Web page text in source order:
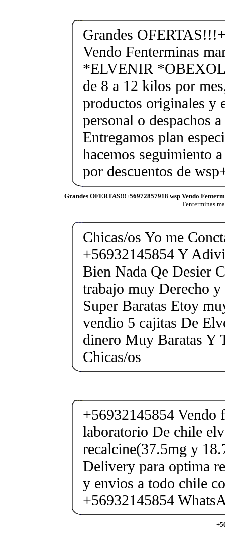
Grandes
Vendo Fenterminas
*ELVENIR
de 8 a 12 kilos por
productos originales y
personal o despachos
Entregamos plan
hacemos seguimiento
por descuentos de
Grandes OFERTAS!!!+56972857918 wsp Vendo
Fenterminas
Chicas/os Yo me
+56932145854 Y
Bien Nada Qe Desier
trabajo muy Derecho y
Super Baratas Etoy
vendio 5 cajitas De
dinero Muy Baratas Y
Chicas/os
+56932145854 Vendo
laboratorio De chile
recalcine(37.5mg y
Delivery para optima
y envios a todo chile
+56932145854